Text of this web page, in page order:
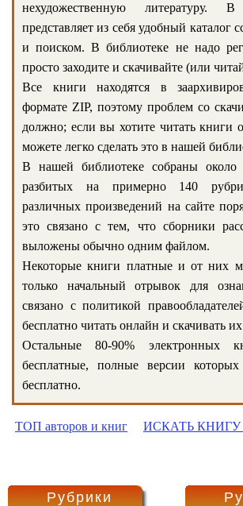
нехудожественную литературу.
представляет из себя удобный каталог
и поиском. В библиотеке не надо
просто заходите и скачивайте (или
Все книги находятся в
формате ZIP, поэтому проблем со
должно; если вы хотите читать книги
можете легко сделать это в нашей
В нашей библиотеке собраны около
разбитых на примерно 140
различных произведений на сайте
это связано с тем, что сборники
выложены обычно одним файлом.
Некоторые книги платные и от них
только начальный отрывок для
связано с политикой
бесплатно читать онлайн и скачивать
Остальные 80-90% электронных
бесплатные, полные версии
бесплатно.
ТОП авторов и книг ИСКАТЬ
Рубрики